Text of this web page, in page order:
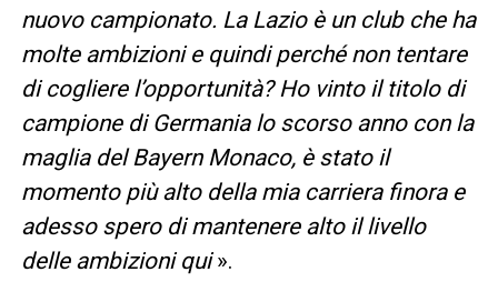
nuovo campionato. La Lazio è un club che ha
molte ambizioni e quindi perché non tentare
di cogliere l’opportunità? Ho vinto il titolo di
campione di Germania lo scorso anno con la
maglia del Bayern Monaco, è stato il
momento più alto della mia carriera finora e
adesso spero di mantenere alto il livello
delle ambizioni qui».